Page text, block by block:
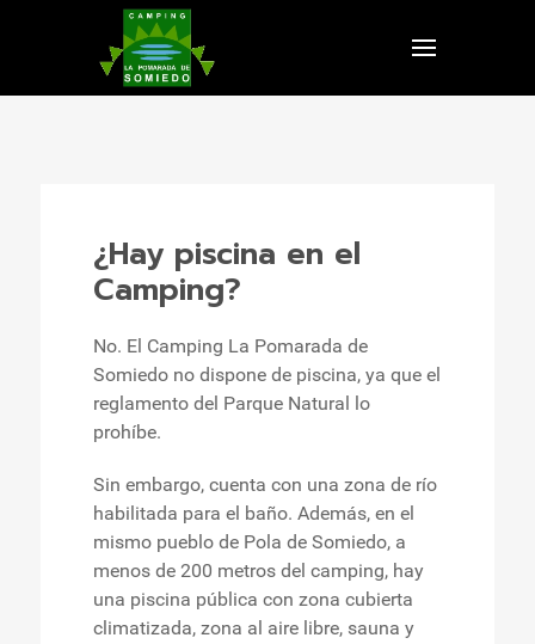
¿Hay piscina en el
Camping?
No. El Camping La Pomarada de
Somiedo no dispone de piscina, ya que el
reglamento del Parque Natural lo
prohíbe.
Sin embargo, cuenta con una zona de río
habilitada para el baño. Además, en el
mismo pueblo de Pola de Somiedo, a
menos de 200 metros del camping, hay
una piscina pública con zona cubierta
climatizada, zona al aire libre, sauna y